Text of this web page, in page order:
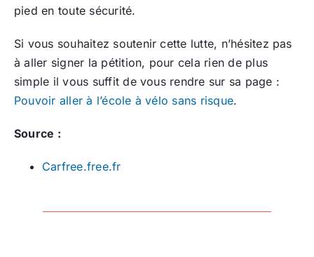
pied en toute sécurité.
Si vous souhaitez soutenir cette lutte, n’hésitez pas
à aller signer la pétition, pour cela rien de plus
simple il vous suffit de vous rendre sur sa page :
Pouvoir aller à l’école à vélo sans risque.
Source :
Carfree.free.fr